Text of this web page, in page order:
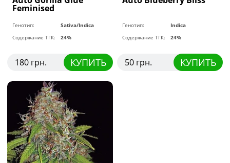
Feminised
Генотип:
Sativa/Indica
Содержание ТГК:
24%
180 грн. КУПИТЬ
Генотип:
Indica
Содержание ТГК:
24%
50 грн. КУПИТЬ